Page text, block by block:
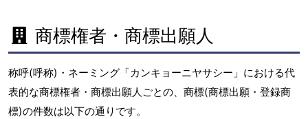
商標権者・商標出願人
称呼(呼称)・ネーミング「カンキョーニヤサシー」における代
表的な商標権者・商標出願人ごとの、商標(商標出願・登録商
標)の件数は以下の通りです。